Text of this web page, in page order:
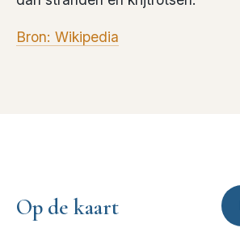
Bron: Wikipedia
Op de kaart